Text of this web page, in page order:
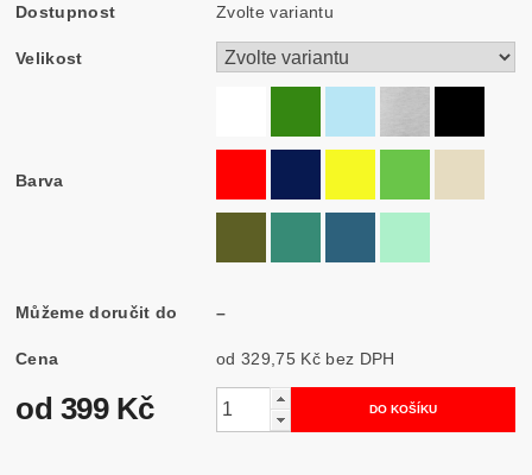
Dostupnost Zvolte variantu
Velikost
Barva
Můžeme doručit do –
Cena od 329,75 Kč bez DPH
od 399 Kč